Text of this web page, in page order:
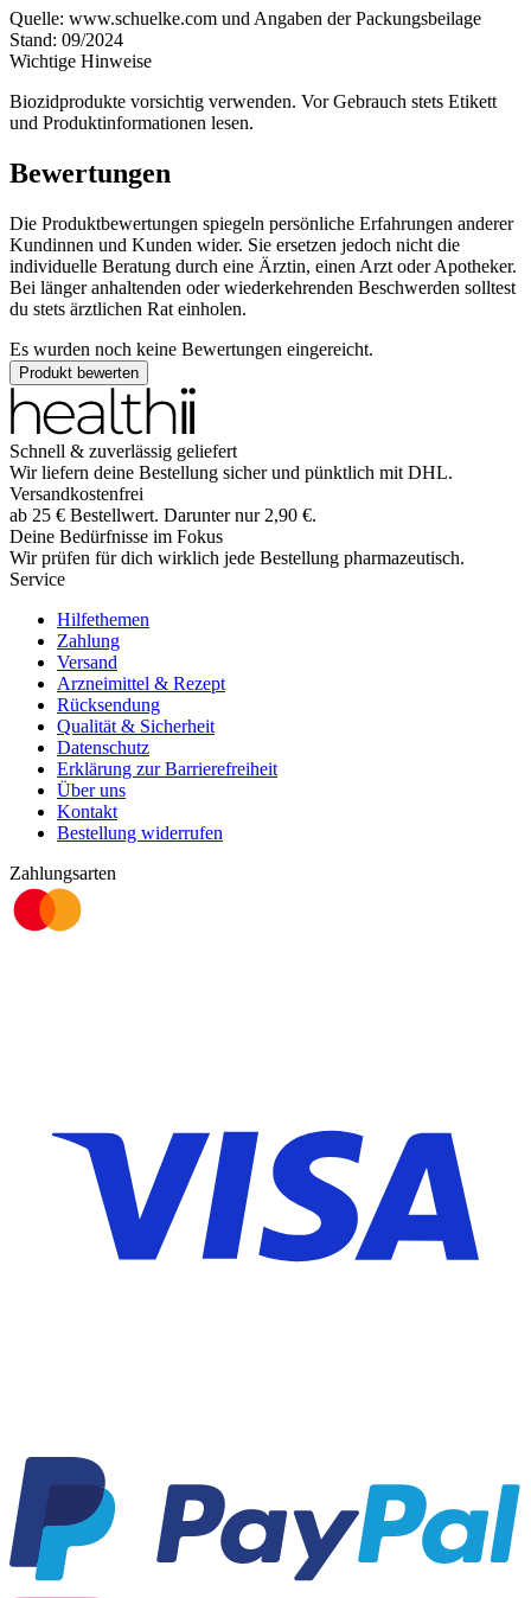
Quelle: www.schuelke.com und Angaben der Packungsbeilage
Stand: 09/2024
Wichtige Hinweise
Biozidprodukte vorsichtig verwenden. Vor Gebrauch stets Etikett
und Produktinformationen lesen.
Bewertungen
Die Produktbewertungen spiegeln persönliche Erfahrungen anderer
Kundinnen und Kunden wider. Sie ersetzen jedoch nicht die
individuelle Beratung durch eine Ärztin, einen Arzt oder Apotheker.
Bei länger anhaltenden oder wiederkehrenden Beschwerden solltest
du stets ärztlichen Rat einholen.
Es wurden noch keine Bewertungen eingereicht.
Produkt bewerten
Schnell & zuverlässig geliefert
Wir liefern deine Bestellung sicher und pünktlich mit DHL.
Versandkostenfrei
ab 25 € Bestellwert. Darunter nur 2,90 €.
Deine Bedürfnisse im Fokus
Wir prüfen für dich wirklich jede Bestellung pharmazeutisch.
Service
Hilfethemen
Zahlung
Versand
Arzneimittel & Rezept
Rücksendung
Qualität & Sicherheit
Datenschutz
Erklärung zur Barrierefreiheit
Über uns
Kontakt
Bestellung widerrufen
Zahlungsarten